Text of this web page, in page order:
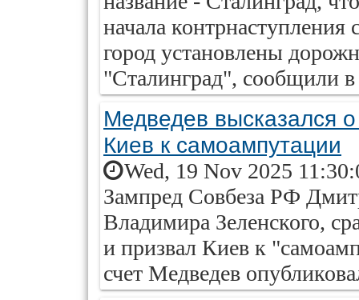
начала контрнаступления
город установлены
"Сталинград", сообщили
Медведев высказался
Киев к самоампутации
Wed, 19 Nov 2025
Зампред Совбеза РФ
Владимира Зеленского,
и призвал Киев к
счет Медведев